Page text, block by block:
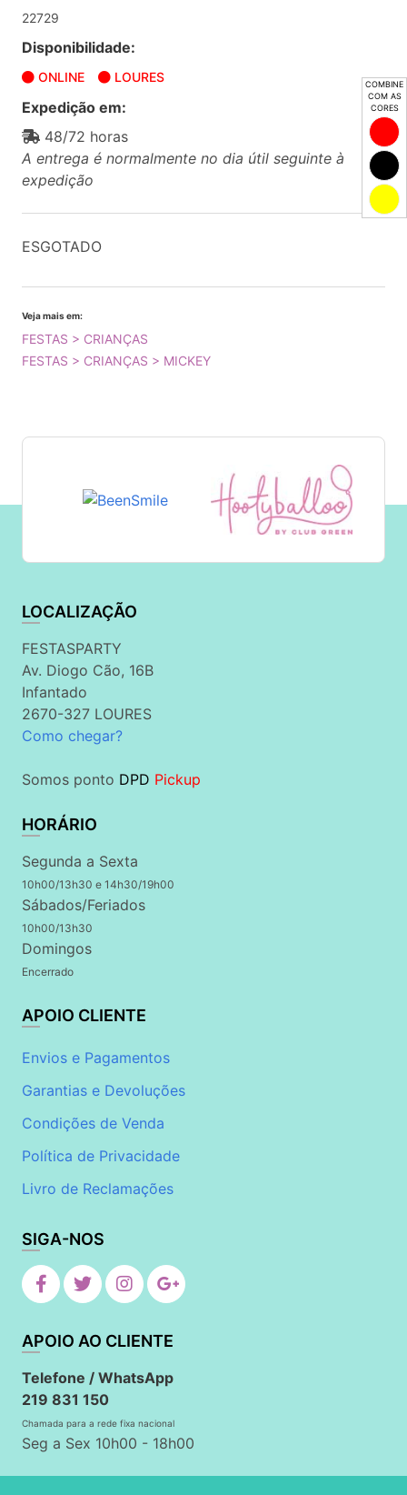
COMBINE
COM AS
CORES
22729
Disponibilidade:
ONLINE LOURES
Expedição em:
48/72 horas
A entrega é normalmente no dia útil seguinte à
expedição
ESGOTADO
Veja mais em:
FESTAS > CRIANÇAS
FESTAS > CRIANÇAS > MICKEY
LOCALIZAÇÃO
FESTASPARTY
Av. Diogo Cão, 16B
Infantado
2670-327 LOURES
Como chegar?
Somos ponto DPD Pickup
HORÁRIO
Segunda a Sexta
10h00/13h30 e 14h30/19h00
Sábados/Feriados
10h00/13h30
Domingos
Encerrado
APOIO CLIENTE
Envios e Pagamentos
Garantias e Devoluções
Condições de Venda
Política de Privacidade
Livro de Reclamações
SIGA-NOS
APOIO AO CLIENTE
Telefone / WhatsApp
219 831 150
Chamada para a rede fixa nacional
Seg a Sex 10h00 - 18h00